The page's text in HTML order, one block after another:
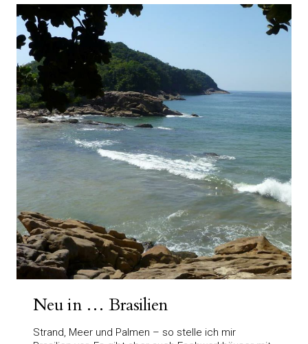
Neu in … Brasilien
Strand, Meer und Palmen – so stelle ich mir